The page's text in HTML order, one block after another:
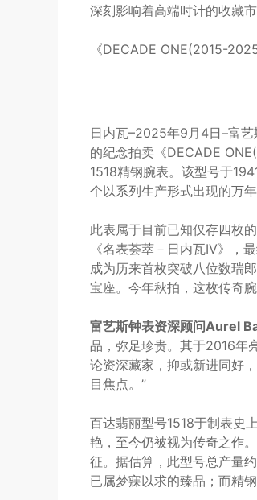
深刻影响着高端时计的收藏市
《DECADE ONE(2015-
日内瓦–2025年9月4日–富
的纪念拍卖《DECADE
1518精钢腕表。该型号于
个以系列生产形式出现的万年
此表属于目前已知仅存四枚
《名表荟萃－日内瓦IV》，
成为历来首枚突破八位数瑞
宝座。今年秋拍，这枚传奇
富艺斯钟表资深顾问Aurel
品，弥足珍贵。其于2016年
论资深藏家，抑或新进同好
目焦点。”
百达翡丽型号1518于制表史
艳，至今仍被视为传奇之作
征。据估算，此型号总产量
已属梦寐以求的臻品；而精